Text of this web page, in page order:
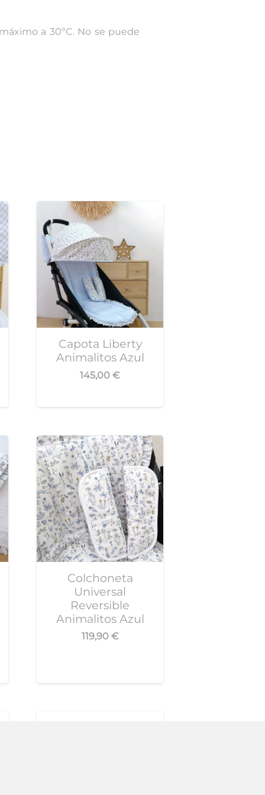
a 30ºC. No se puede
Capota Liberty
Animalitos Azul
145,00 €
Colchoneta
Universal
Reversible
Animalitos Azul
119,90 €